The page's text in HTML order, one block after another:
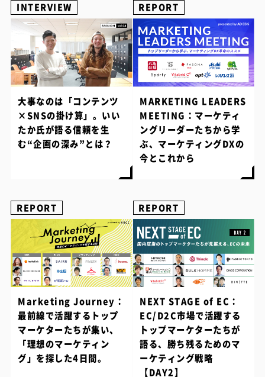
INTERVIEW
大事なのは「コンテンツ
×SNSの掛け算」。いい
たか氏が語る信頼を生
む“企画の深み”とは？
REPORT
MARKETING LEADERS
MEETING：マーケティ
ングリーダーたちから学
ぶ、マーケティングDXの
今とこれから
REPORT
Marketing Journey：
最前線で活躍するトップ
マーケターたちが集い、
「理想のマーケティン
グ」を探した4日間。
REPORT
NEXT STAGE of EC：
EC/D2C市場で活躍する
トップマーケターたちが
語る、勝ち残るためのマ
ーケティング戦略
【DAY2】